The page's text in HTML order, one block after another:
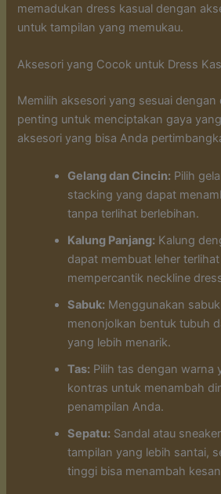
memadukan dress kasual dengan
untuk tampilan yang memukau.
Aksesori yang Cocok untuk Dress
Memilih aksesori yang sesuai
penting untuk menciptakan gaya
aksesori yang bisa Anda
Gelang dan Cincin: Pilih
stacking yang dapat
tanpa terlihat berlebihan.
Kalung Panjang: Kalung
dapat membuat leher
mempercantik neckline
Sabuk: Menggunakan
menonjolkan bentuk tubuh
yang lebih menarik.
Tas: Pilih tas dengan warna
kontras untuk menambah
penampilan Anda.
Sepatu: Sandal atau
tampilan yang lebih santai,
tinggi bisa menambah